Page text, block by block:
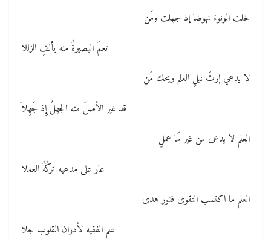
خلت الونوءَ نهوضا إذ جهلت ومَن
تعمَ البصيرةُ منه يألفِ الزللا
لا يدعي إرثَ نيلِ العلم ويحك مَن
قد غير الأصلَ منه الجهلُ إِذ جَهِلاَ
العلم لا يدعى من غير مَا عملٍ
عار على مدعيه تركُهُ العملا
العلم ما اكتسب التقوى فنور هدى
علم الفقيه لأدران القلوب جلا